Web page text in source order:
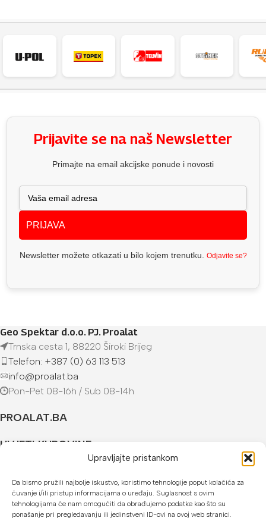
Upravljajte pristankom
Da bismo pružili najbolje iskustvo, koristimo tehnologije poput kolačića za
čuvanje i/ili pristup informacijama o uređaju. Suglasnost s ovim
tehnologijama će nam omogućiti da obrađujemo podatke kao što su
ponašanje pri pregledavanju ili jedinstveni ID-ovi na ovoj web stranici.
Prijavite se na naš Newsletter
Primajte na email akcijske ponude i novosti
PRIJAVA
Newsletter možete otkazati u bilo kojem trenutku. Odjavite se?
Geo Spektar d.o.o. PJ. Proalat
Trnska cesta 1, 88220 Široki Brijeg
Telefon: +387 (0) 63 113 513
info@proalat.ba
Pon-Pet 08-16h / Sub 08-14h
PROALAT.BA
UVJETI KUPOVINE
U našoj web trgovini možete platiti: